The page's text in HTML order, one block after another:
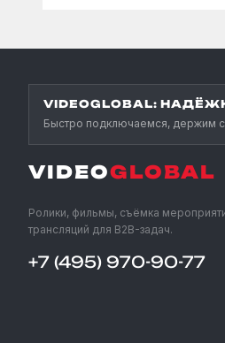
VIDEOGLOBAL:
Быстро подключаемся, держим
VIDEOGLOBAL
Ролики, фильмы, съёмка
трансляций для B2B-задач.
+7 (495) 970-90-77